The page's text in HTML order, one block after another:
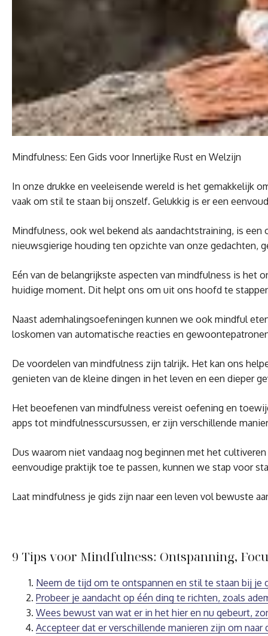
Mindfulness: Een Gids voor Innerlijke Rust en Welzijn
In onze drukke en veeleisende wereld is het gemakkelijk
vaak om stil te staan bij onszelf. Gelukkig is er een
Mindfulness, ook wel bekend als aandachtstraining, is
nieuwsgierige houding ten opzichte van onze gedachten,
Eén van de belangrijkste aspecten van mindfulness is het
huidige moment. Dit helpt ons om uit ons hoofd te
Naast ademhalingsoefeningen kunnen we ook mindful
loskomen van automatische reacties en
De voordelen van mindfulness zijn talrijk. Het kan ons
genieten van de kleine dingen in het leven en een dieper
Het beoefenen van mindfulness vereist oefening en
apps tot mindfulnesscursussen, er zijn verschillende
Dus waarom niet vandaag nog beginnen met het
eenvoudige praktijk toe te passen, kunnen we stap voor
Laat mindfulness je gids zijn naar een leven vol bewuste
9 Tips voor Mindfulness: Ontspanning,
Neem de tijd om te ontspannen en stil te staan bij je
Probeer je aandacht op één ding te richten, zoals
Wees bewust van wat er in het hier en nu gebeurt,
Accepteer dat er verschillende manieren zijn om